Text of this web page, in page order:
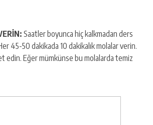
Saatler boyunca hiç kalkmadan ders
45-50 dakikada 10 dakikalık molalar verin.
edin. Eğer mümkünse bu molalarda temiz